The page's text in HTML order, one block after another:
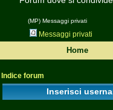
(MP) Messaggi privati
Messaggi privati
Home
Indice forum
Inserisci